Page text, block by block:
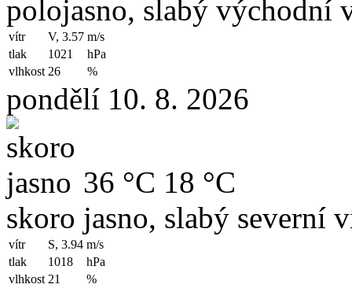
polojasno, slabý východní
vítr V, 3.57 m/s
tlak
1021
hPa
vlhkost 26 %
pondělí 10. 8. 2026
36 °C 18 °C
skoro jasno, slabý severní
vítr S, 3.94 m/s
tlak
1018
hPa
vlhkost 21 %